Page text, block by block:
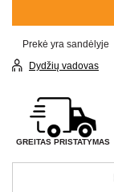
Prekė yra sandėlyje
Dydžių vadovas
GREITAS PRISTATYMAS